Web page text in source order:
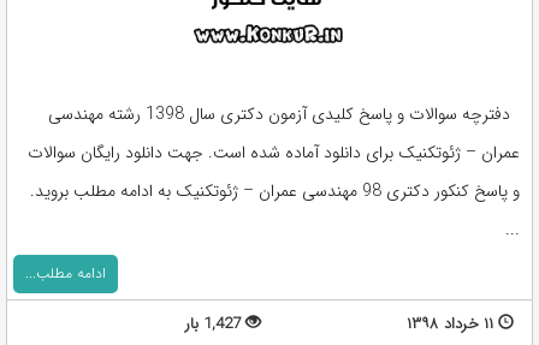
دفترچه سوالات و پاسخ کلیدی آزمون دکتری سال 1398 رشته مهندسی
عمران – ژئوتکنیک برای دانلود آماده شده است. جهت دانلود رایگان سوالات
و پاسخ کنکور دکتری 98 مهندسی عمران – ژئوتکنیک به ادامه مطلب بروید.
...
ادامه مطلب...
۱۱ خرداد ۱۳۹۸
1,427 بار